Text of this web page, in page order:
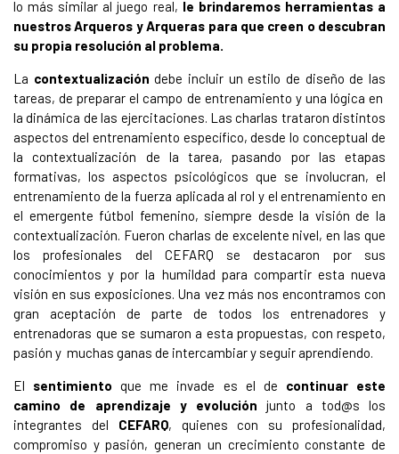
lo más similar al juego real, le brindaremos herramientas a
nuestros Arqueros y Arqueras para que creen o descubran
su propia resolución al problema.
La contextualización debe incluir un estilo de diseño de las
tareas, de preparar el campo de entrenamiento y una lógica en
la dinámica de las ejercitaciones. Las charlas trataron distintos
aspectos del entrenamiento específico, desde lo conceptual de
la contextualización de la tarea, pasando por las etapas
formativas, los aspectos psicológicos que se involucran, el
entrenamiento de la fuerza aplicada al rol y el entrenamiento en
el emergente fútbol femenino, siempre desde la visión de la
contextualización. Fueron charlas de excelente nivel, en las que
los profesionales del CEFARQ se destacaron por sus
conocimientos y por la humildad para compartir esta nueva
visión en sus exposiciones. Una vez más nos encontramos con
gran aceptación de parte de todos los entrenadores y
entrenadoras que se sumaron a esta propuestas, con respeto,
pasión y muchas ganas de intercambiar y seguir aprendiendo.
El sentimiento que me invade es el de continuar este
camino de aprendizaje y evolución junto a tod@s los
integrantes del CEFARQ, quienes con su profesionalidad,
compromiso y pasión, generan un crecimiento constante de